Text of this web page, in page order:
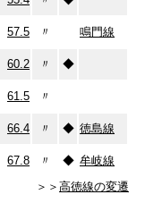
57.5 〃 鳴門線
60.2 〃 ◆
61.5 〃
66.4 〃 ◆ 徳島線
67.8 〃 ◆ 牟岐線
＞＞ 高徳線の変遷